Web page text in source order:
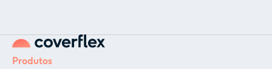
Produtos